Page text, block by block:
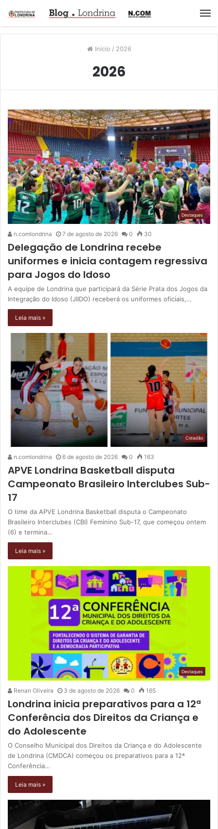
Início / 2026
2026
Destaques
n.comlondrina 7 de agosto de 2026 0 30
Delegação de Londrina recebe
uniformes e inicia contagem regressiva
para Jogos do Idoso
A equipe de Londrina que participará da Série Prata dos Jogos da
Integração do Idoso (JIIDO) receberá os uniformes oficiais,…
Leia mais »
Cidadão
n.comlondrina 6 de agosto de 2026 0 163
APVE Londrina Basketball disputa
Campeonato Brasileiro Interclubes Sub-
17
O time da APVE Londrina Basketball disputa o Campeonato
Brasileiro Interclubes (CBI) Feminino Sub-17, que começou ontem
(6) e termina…
Leia mais »
Destaques
Renan Oliveira 3 de agosto de 2026 0 165
Londrina inicia preparativos para a 12ª
Conferência dos Direitos da Criança e
do Adolescente
O Conselho Municipal dos Direitos da Criança e do Adolescente
de Londrina (CMDCA) começou os preparativos para a 12ª
Conferência…
Leia mais »